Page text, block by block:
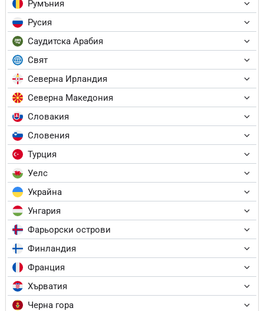
Румъния
Русия
Саудитска Арабия
Свят
Северна Ирландия
Северна Македония
Словакия
Словения
Турция
Уелс
Украйна
Унгария
Фарьорски острови
Финландия
Франция
Хърватия
Черна гора